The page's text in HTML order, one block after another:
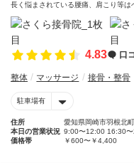
長く悩まされている腰痛、肩こり等は
4.83 口
整体 マッサージ 接骨・整骨
駐車場有
住所
愛知県岡崎市羽根北
本日の営業状況 9:00〜12:00 16:30
価格帯
￥600〜￥4,400